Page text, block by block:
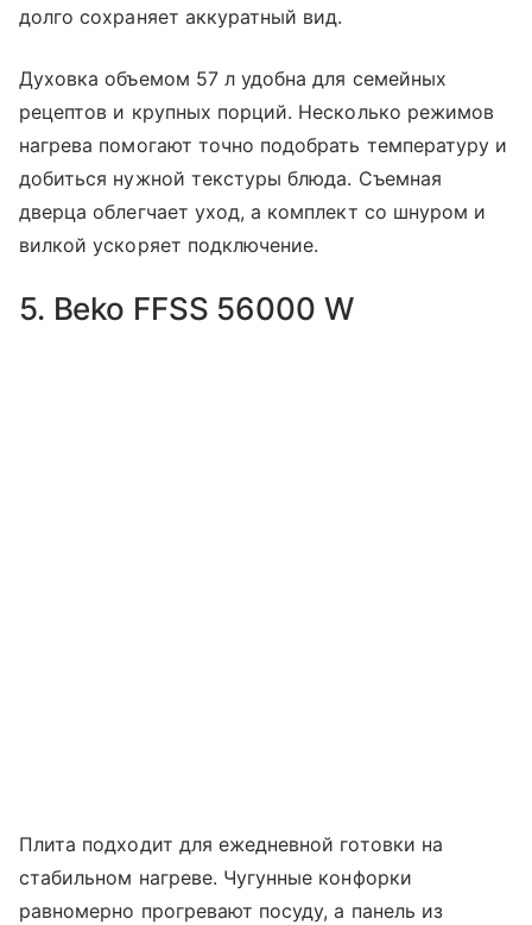
долго сохраняет аккуратный вид.
Духовка объемом 57 л удобна для семейных
рецептов и крупных порций. Несколько режимов
нагрева помогают точно подобрать температуру и
добиться нужной текстуры блюда. Съемная
дверца облегчает уход, а комплект со шнуром и
вилкой ускоряет подключение.
5. Beko FFSS 56000 W
Плита подходит для ежедневной готовки на
стабильном нагреве. Чугунные конфорки
равномерно прогревают посуду, а панель из